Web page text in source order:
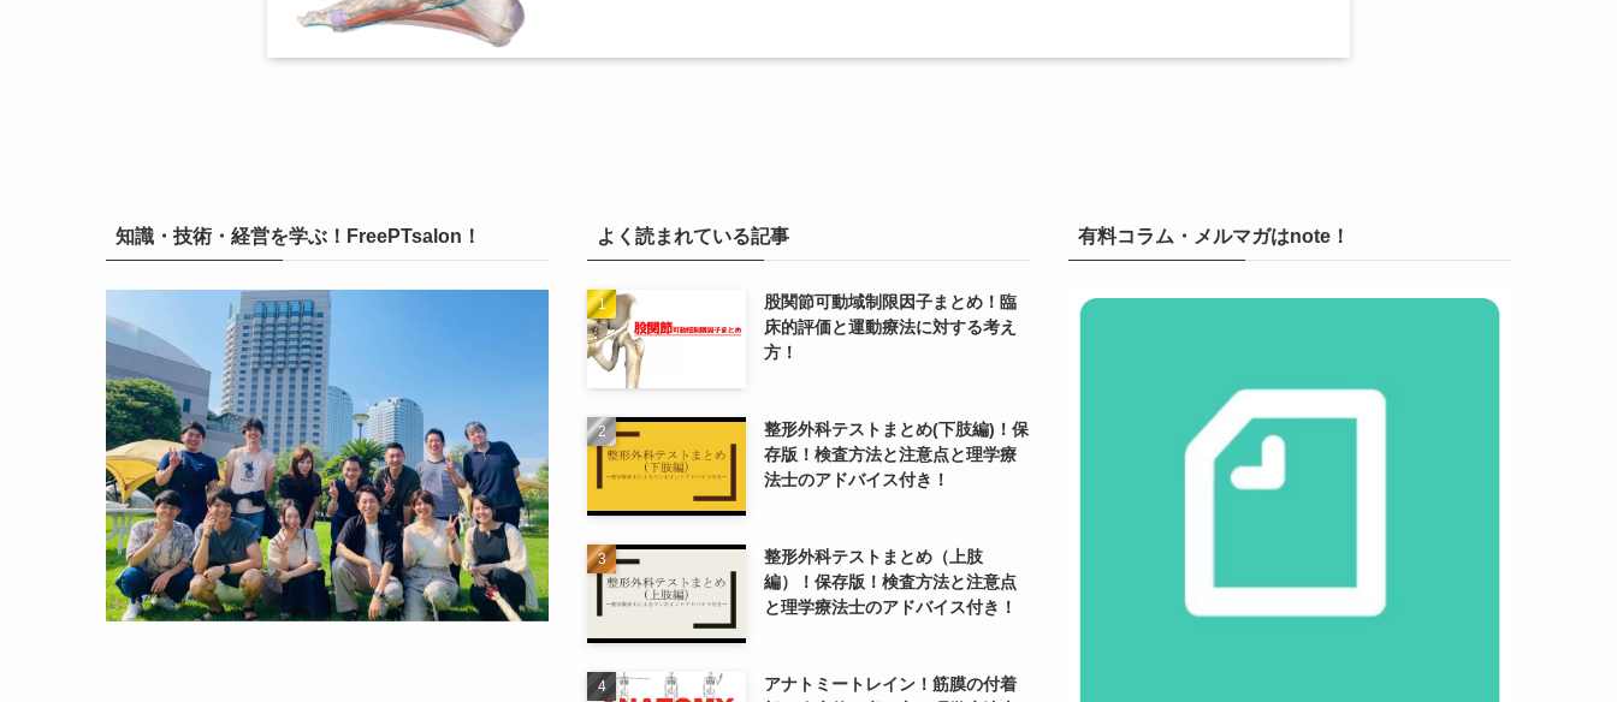
知識・技術・経営を学ぶ！FreePTsalon！ よく読まれている記事
股関節可動域制限因子まとめ！臨
床的評価と運動療法に対する考え
方！
整形外科テストまとめ(下肢編)！保
存版！検査方法と注意点と理学療
法士のアドバイス付き！
整形外科テストまとめ（上肢
編）！保存版！検査方法と注意点
と理学療法士のアドバイス付き！
アナトミートレイン！筋膜の付着
有料コラム・メルマガはnote！